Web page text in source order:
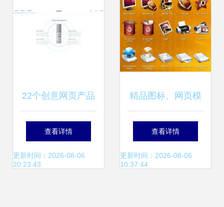
22个创意网页产品
页面设计欣赏 激发
网络工程灵感
查看详情
更新时间：2026-08-06
20:23:43
精品图标、网页模
板与素材 探索百图
汇设计素材库在网
查看详情
更新时间：2026-08-06
10:37:44